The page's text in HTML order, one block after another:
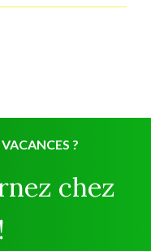
?
chez